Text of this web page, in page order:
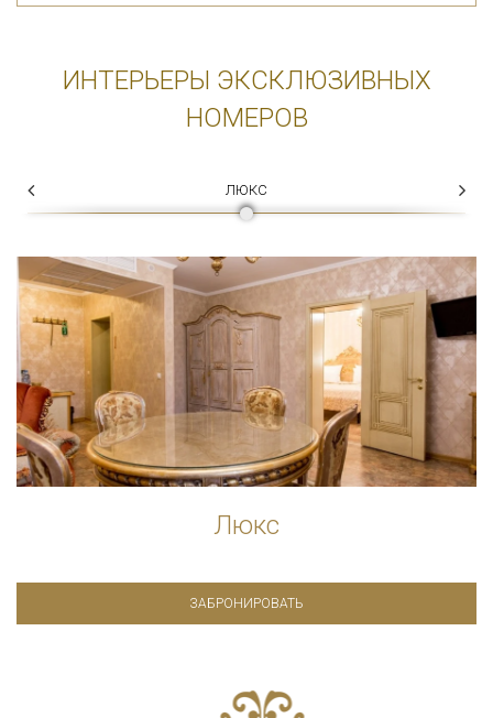
ИНТЕРЬЕРЫ ЭКСКЛЮЗИВНЫХ
НОМЕРОВ
ЛЮКС
Люкс
ЗАБРОНИРОВАТЬ